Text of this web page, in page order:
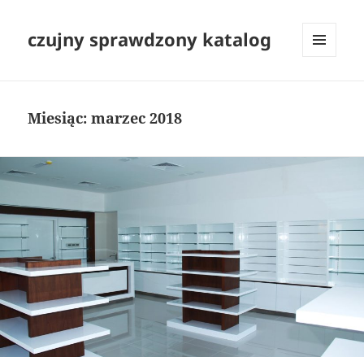
czujny sprawdzony katalog
Miesiąc:marzec 2018